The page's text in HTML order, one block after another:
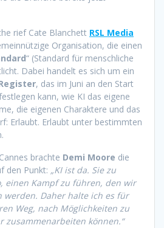
rief Cate Blanchett RSL Media
Organisation, die einen
“ (Standard für menschliche
Dabei handelt es sich um ein
, das im Juni an den Start
kann, wie KI das eigene
die eigenen Charaktere und das
Erlaubt. Erlaubt unter bestimmten
brachte Demi Moore die
den Punkt: „KI ist da. Sie zu
einen Kampf zu führen, den wir
werden. Daher halte ich es für
Weg, nach Möglichkeiten zu
zusammenarbeiten können.“